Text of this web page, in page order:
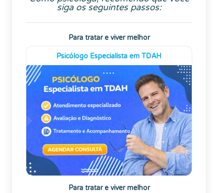
siga os seguintes passos:
Para tratar e viver melhor
Psicólogo Especialista em TDAH
Para tratar e viver melhor